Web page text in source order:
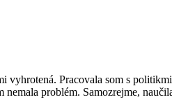
Pracovala som s
problém. Samozrejme,